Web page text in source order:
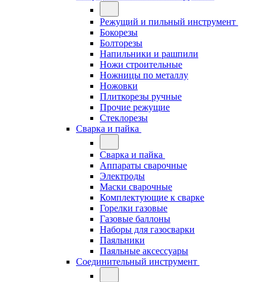
Режущий и пильный инструмент
Бокорезы
Болторезы
Напильники и рашпили
Ножи строительные
Ножницы по металлу
Ножовки
Плиткорезы ручные
Прочие режущие
Стеклорезы
Сварка и пайка
Сварка и пайка
Аппараты сварочные
Электроды
Маски сварочные
Комплектующие к сварке
Горелки газовые
Газовые баллоны
Наборы для газосварки
Паяльники
Паяльные аксессуары
Соединительный инструмент